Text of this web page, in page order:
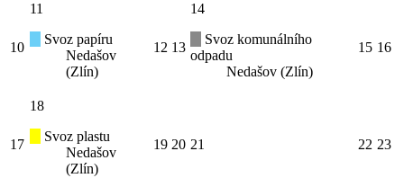
10
11
Svoz papíru
Nedašov
(Zlín)
12 13
14
Svoz komunálního
odpadu
Nedašov (Zlín)
15 16
17
18
Svoz plastu
Nedašov
(Zlín)
19 20 21 22 23